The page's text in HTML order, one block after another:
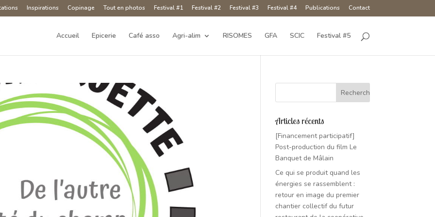
Inspirations Copinage Tout en photos Festival #1 Festival #2 Festival #3 Festival #4 Publications Contact
Accueil Epicerie Café asso Agri-alim RISOMES GFA SCIC Festival #5
Articles récents
[Financement participatif]
Post-production du film Le
Banquet de Mâlain
Ce qui se produit quand les
énergies se rassemblent :
retour en image du premier
chantier collectif du futur